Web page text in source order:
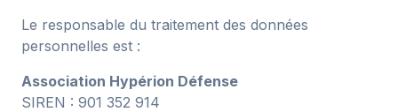
Le responsable du traitement des données
personnelles est :
Association Hypérion Défense
SIREN : 901 352 914